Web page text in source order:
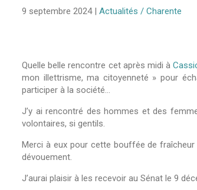
9 septembre 2024 | Actualités / Charente
Quelle belle rencontre cet après midi à
mon illettrisme, ma citoyenneté » pour
participer à la société…
J’y ai rencontré des hommes et des
volontaires, si gentils.
Merci à eux pour cette bouffée de
dévouement.
J’aurai plaisir à les recevoir au Sénat le 9